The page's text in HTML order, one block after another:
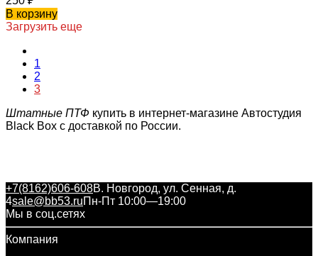
В корзину
Загрузить еще
1
2
3
Штатные ПТФ купить в интернет-магазине Автостудия
Black Box с доставкой по России.
+7(8162)606-608В. Новгород, ул. Сенная, д.
4sale@bb53.ruПн-Пт 10:00—19:00
Мы в соц.сетях
Компания